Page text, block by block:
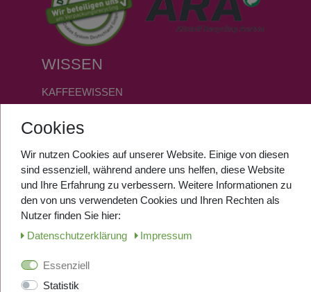
WISSEN
KAFFEEWISSEN
GLOSSAR
SERVICE
ANMELDEN
REGISTRIEREN
SOCIALMEDIA
Cookies
Wir nutzen Cookies auf unserer Website. Einige von diesen
sind essenziell, während andere uns helfen, diese Website
und Ihre Erfahrung zu verbessern. Weitere Informationen zu
den von uns verwendeten Cookies und Ihren Rechten als
Nutzer finden Sie hier:
Daten­schutz­erklärung
Impressum
Essenziell
Statistik